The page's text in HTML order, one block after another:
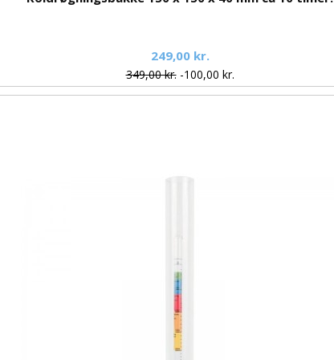
249,00 kr.
349,00 kr. -100,00 kr.